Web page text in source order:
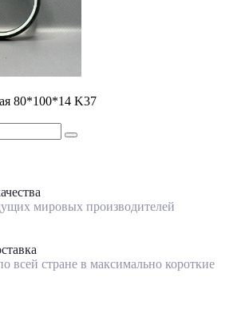
80*100*14 K37
мировых производителей
всей стране в максимально короткие